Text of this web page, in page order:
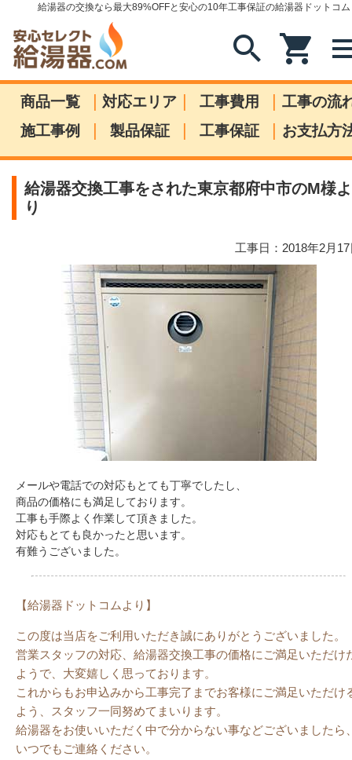
給湯器の交換なら最大89%OFFと安心の10年工事保証の給湯器ドットコム
search shopping_cart
商品一覧 | 対応エリア | 工事費用 | 工事の流
施工事例
| 製品保証 | 工事保証 | お支払方
給湯器交換工事をされた東京都府中市のM様よ
り
工事日：2018年2月
メールや電話での対応もとても丁寧でしたし、
商品の価格にも満足しております。
工事も手際よく作業して頂きました。
対応もとても良かったと思います。
有難うございました。
【給湯器ドットコムより】
この度は当店をご利用いただき誠にありがとうございました。
営業スタッフの対応、給湯器交換工事の価格にご満足いただけ
ようで、大変嬉しく思っております。
これからもお申込みから工事完了までお客様にご満足いただけ
よう、スタッフ一同努めてまいります。
給湯器をお使いいただく中で分からない事などございましたら
いつでもご連絡ください。